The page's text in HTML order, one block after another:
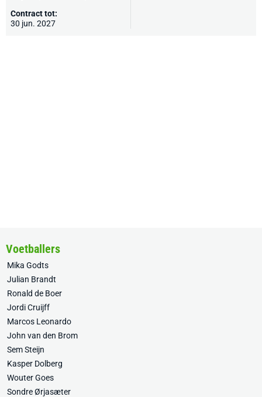
Contract tot:
30 jun. 2027
Voetballers
Mika Godts
Julian Brandt
Ronald de Boer
Jordi Cruijff
Marcos Leonardo
John van den Brom
Sem Steijn
Kasper Dolberg
Wouter Goes
Sondre Ørjasæter